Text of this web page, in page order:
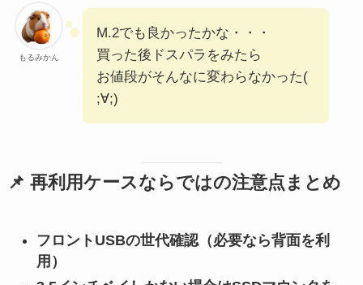
もるみかん
M.2でも良かったかな・・・
買った後ドスパラをみたら
お値段がそんなに変わらなかった(
;∀;)
📌 再利用ケースならではの注意点まとめ
フロントUSBの世代確認（必要なら背面を利
用）